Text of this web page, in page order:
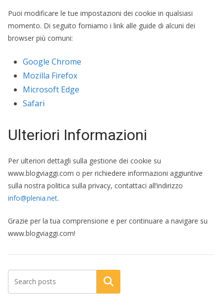
Puoi modificare le tue impostazioni dei cookie in qualsiasi
momento. Di seguito forniamo i link alle guide di alcuni dei
browser più comuni:
Google Chrome
Mozilla Firefox
Microsoft Edge
Safari
Ulteriori Informazioni
Per ulteriori dettagli sulla gestione dei cookie su
www.blogviaggi.com o per richiedere informazioni aggiuntive
sulla nostra politica sulla privacy, contattaci all’indirizzo
info@plenia.net.
Grazie per la tua comprensione e per continuare a navigare su
www.blogviaggi.com!
Cerca